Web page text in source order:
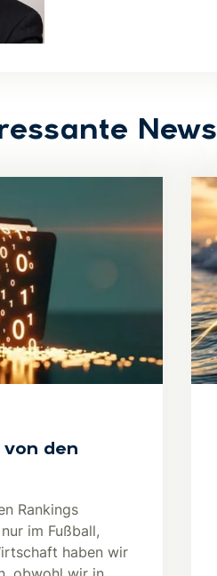
News
von den
Rankings
im Fußball,
haben wir